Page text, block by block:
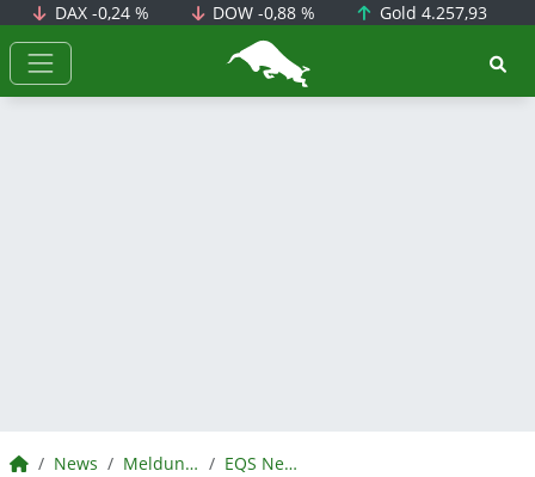
DAX -0,24 % DOW-0,88 % Gold 4.257,93
BörsenNEWS.de
BörsenNEWS.de
News Meldungen EQS News